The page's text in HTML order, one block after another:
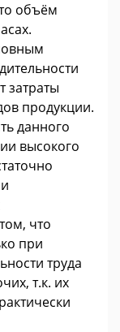
объём
затраты
продукции.
данного
высокого
что
при
труда
т.к. их